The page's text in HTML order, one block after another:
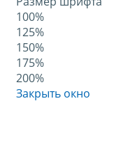
100%
125%
150%
175%
200%
Закрыть окно